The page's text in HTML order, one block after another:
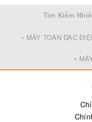
Tìm Kiếm
• MÁY TOÀN ĐẠC
•